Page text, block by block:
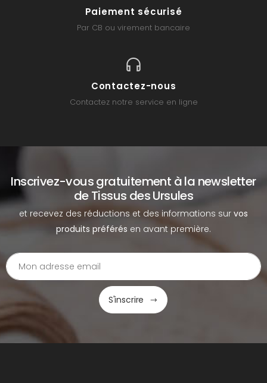
Paiement sécurisé
Par CB ou virement bancaire
Contactez-nous
Contactez notre service en ligne
Inscrivez-vous gratuitement à la newsletter
de Tissus des Ursules
et recevez des réductions et des informations sur vos
produits préférés en avant première.
S'inscrire